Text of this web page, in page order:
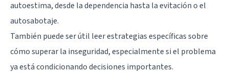
autoestima, desde la dependencia hasta la evitación o el
autosabotaje.
También puede ser útil leer estrategias específicas sobre
cómo superar la inseguridad, especialmente si el problema
ya está condicionando decisiones importantes.